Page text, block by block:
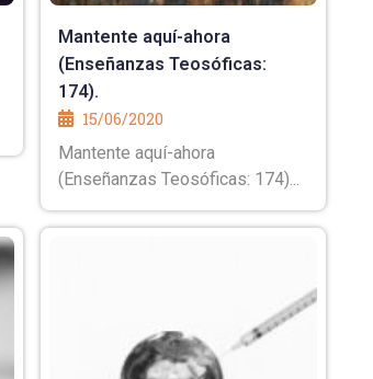
Mantente aquí-ahora
(Enseñanzas Teosóficas:
174).
15/06/2020
Mantente aquí-ahora
(Enseñanzas Teosóficas: 174)...